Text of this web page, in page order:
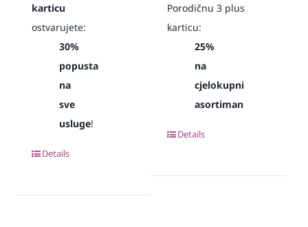
karticu
ostvarujete:
30%
popusta
na
sve
usluge!
Details
Porodičnu 3 plus
karticu:
25%
na
cjelokupni
asortiman
Details